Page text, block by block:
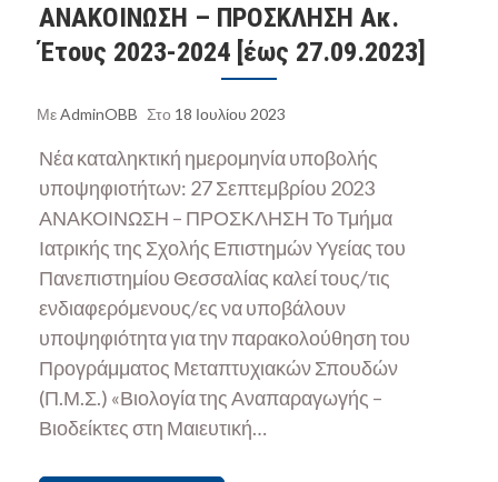
ΑΝΑΚΟΙΝΩΣΗ – ΠΡΟΣΚΛΗΣΗ Ακ.
Έτους 2023-2024 [έως 27.09.2023]
ΜεAdminOBB Στο 18 Ιουλίου 2023
Νέα καταληκτική ημερομηνία υποβολής
υποψηφιοτήτων: 27 Σεπτεμβρίου 2023
ΑΝΑΚΟΙΝΩΣΗ – ΠΡΟΣΚΛΗΣΗ Το Τμήμα
Ιατρικής της Σχολής Επιστημών Υγείας του
Πανεπιστημίου Θεσσαλίας καλεί τους/τις
ενδιαφερόμενους/ες να υποβάλουν
υποψηφιότητα για την παρακολούθηση του
Προγράμματος Μεταπτυχιακών Σπουδών
(Π.Μ.Σ.) «Βιολογία της Αναπαραγωγής –
Βιοδείκτες στη Μαιευτική…